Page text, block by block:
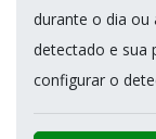
durante o dia ou
detectado e sua
configurar o